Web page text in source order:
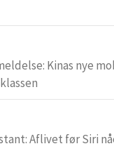
Kinas nye
Aflivet før Siri